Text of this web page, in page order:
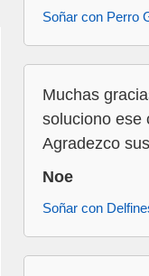
Soñar con Perro
Muchas
soluciono ese
Agradezco
Noe
Soñar con